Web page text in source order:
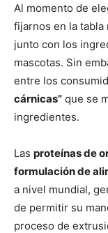
Al momento de
fijarnos en la tabla
junto con los
mascotas. Sin
entre los
cárnicas” que se
ingredientes.
Las proteínas de
formulación de
a nivel mundial,
de permitir su
proceso de